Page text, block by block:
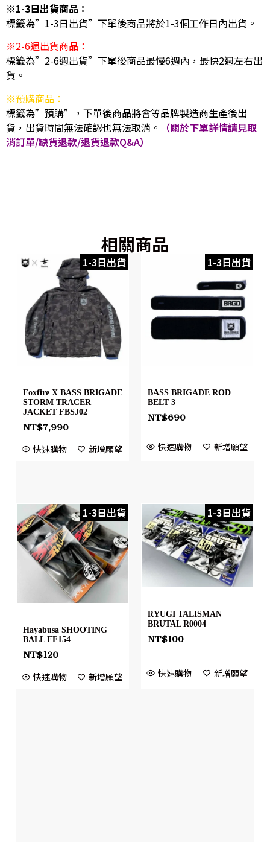
※1-3日出貨商品：
標籤為”1-3日出貨”下單後商品將於1-3個工作日內出貨。
※2-6週出貨商品：
標籤為”2-6週出貨”下單後商品最慢6週內，最快2週左右出
貨。
※預購商品：
標籤為”預購”，下單後商品將會等品牌製造商生產後出
貨，出貨時間無法確認也無法取消。
（關於下單詳情請見取
消訂單/缺貨退款/退貨退款Q&A）
相關商品
1-3日出貨
Foxfire X BASS BRIGADE
STORM TRACER
JACKET FBSJ02
NT$7,990
快速購物 新增願望
1-3日出貨
BASS BRIGADE ROD
BELT 3
NT$690
快速購物 新增願望
1-3日出貨
Hayabusa SHOOTING
BALL FF154
NT$120
快速購物 新增願望
1-3日出貨
RYUGI TALISMAN
BRUTAL R0004
NT$100
快速購物 新增願望